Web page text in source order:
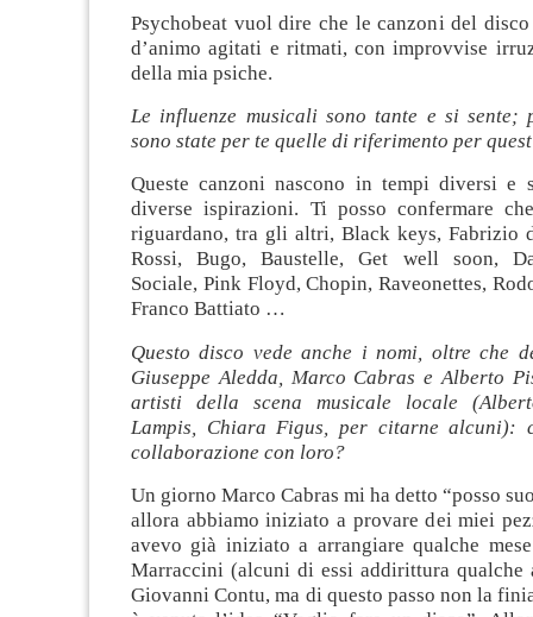
Psychobeat vuol dire che le canzoni del
d’animo agitati e ritmati, con improvvise
della mia psiche.
Le influenze musicali sono tante e si
sono state per te quelle di riferimento per
Queste canzoni nascono in tempi diversi e
diverse ispirazioni. Ti posso confermare
riguardano, tra gli altri, Black keys, Fabrizio
Rossi, Bugo, Baustelle, Get well soon,
Sociale, Pink Floyd, Chopin, Raveonettes,
Franco Battiato …
Questo disco vede anche i nomi, oltre che
Giuseppe Aledda, Marco Cabras e Alberto
artisti della scena musicale locale
Lampis, Chiara Figus, per citarne alcuni):
collaborazione con loro?
Un giorno Marco Cabras mi ha detto “posso
allora abbiamo iniziato a provare dei miei
avevo già iniziato a arrangiare qualche
Marraccini (alcuni di essi addirittura qualche
Giovanni Contu, ma di questo passo non la